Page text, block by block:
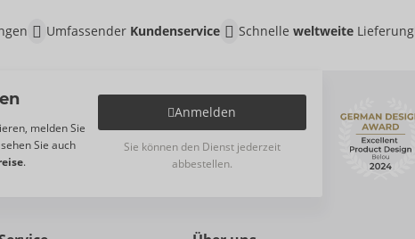
Umfassender Kundenservice Schnelle weltweiteLieferung
melden Sie
Sie auch
.
Anmelden
Sie können den Dienst jederzeit
abbestellen.